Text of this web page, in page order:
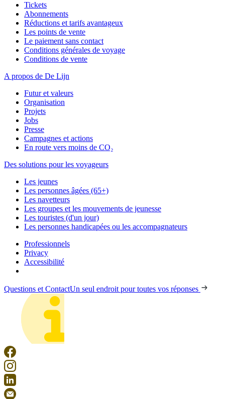
Tickets
Abonnements
Réductions et tarifs avantageux
Les points de vente
Le paiement sans contact
Conditions générales de voyage
Conditions de vente
A propos de De Lijn
Futur et valeurs
Organisation
Projets
Jobs
Presse
Campagnes et actions
En route vers moins de CO₂
Des solutions pour les voyageurs
Les jeunes
Les personnes âgées (65+)
Les navetteurs
Les groupes et les mouvements de jeunesse
Les touristes (d'un jour)
Les personnes handicapées ou les accompagnateurs
Professionnels
Privacy
Accessibilité
Questions et ContactUn seul endroit pour toutes vos réponses